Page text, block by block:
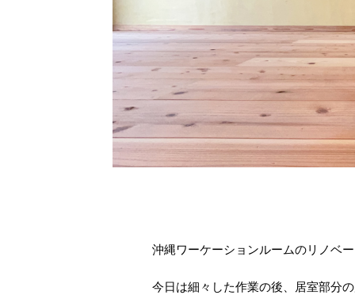
沖縄ワーケーションルームのリノベ
今日は細々した作業の後、居室部分